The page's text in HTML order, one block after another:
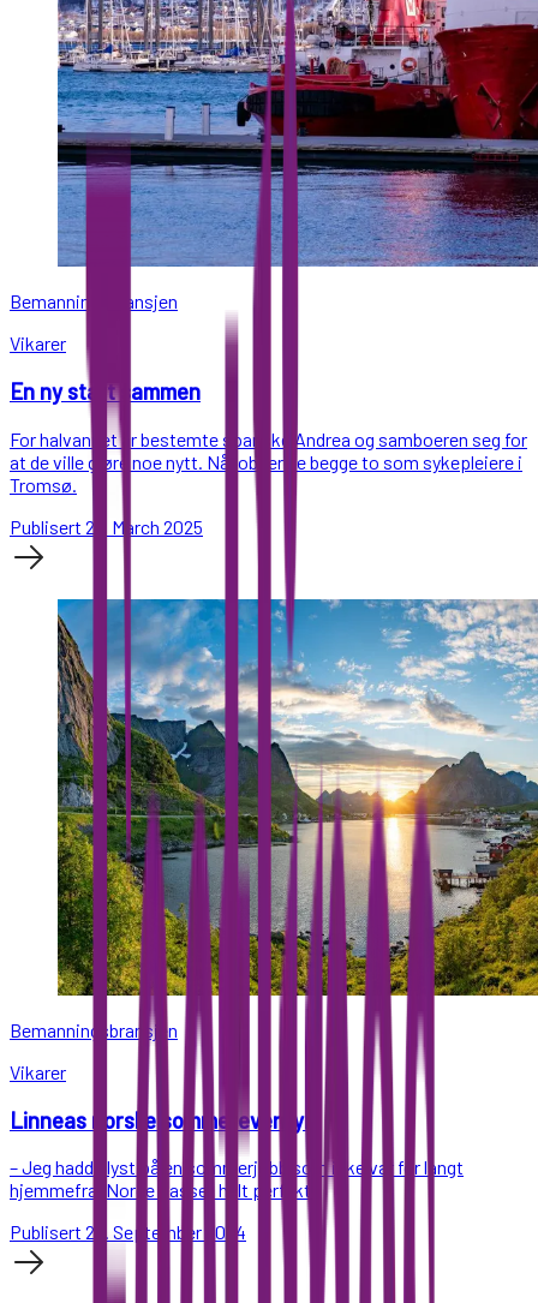
Bemanningsbransjen
Vikarer
En ny start sammen
For halvannet år bestemte spanske Andrea og samboeren seg for
at de ville gjøre noe nytt. Nå jobber de begge to som sykepleiere i
Tromsø.
Publisert 27. March 2025
Bemanningsbransjen
Vikarer
Linneas norske sommereventyr
– Jeg hadde lyst på en sommerjobb som ikke var for langt
hjemmefra. Norge passet helt perfekt!
Publisert 25. September 2024